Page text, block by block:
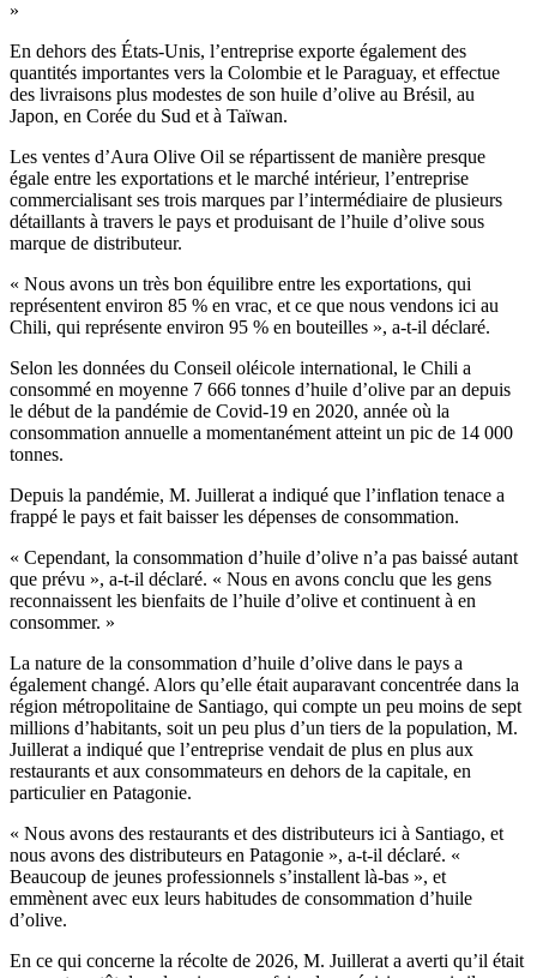
»
En dehors des États-Unis, l’entreprise exporte également des
quantités importantes vers la Colombie et le Paraguay, et effectue
des livraisons plus modestes de son huile d’olive au Brésil, au
Japon, en Corée du Sud et à Taïwan.
Les ventes d’Aura Olive Oil se répartissent de manière presque
égale entre les exportations et le marché intérieur, l’entreprise
commercialisant ses trois marques par l’intermédiaire de plusieurs
détaillants à travers le pays et produisant de l’huile d’olive sous
marque de distributeur.
« Nous avons un très bon équilibre entre les exportations, qui
représentent environ 85 % en vrac, et ce que nous vendons ici au
Chili, qui représente environ 95 % en bouteilles », a-t-il déclaré.
Selon les données du Conseil oléicole international, le Chili a
consommé en moyenne 7 666 tonnes d’huile d’olive par an depuis
le début de la pandémie de Covid-19 en 2020, année où la
consommation annuelle a momentanément atteint un pic de 14 000
tonnes.
Depuis la pandémie, M. Juillerat a indiqué que l’inflation tenace a
frappé le pays et fait baisser les dépenses de consommation.
« Cependant, la consommation d’huile d’olive n’a pas baissé autant
que prévu », a-t-il déclaré. « Nous en avons conclu que les gens
reconnaissent les bienfaits de l’huile d’olive et continuent à en
consommer. »
La nature de la consommation d’huile d’olive dans le pays a
également changé. Alors qu’elle était auparavant concentrée dans la
région métropolitaine de Santiago, qui compte un peu moins de sept
millions d’habitants, soit un peu plus d’un tiers de la population, M.
Juillerat a indiqué que l’entreprise vendait de plus en plus aux
restaurants et aux consommateurs en dehors de la capitale, en
particulier en Patagonie.
« Nous avons des restaurants et des distributeurs ici à Santiago, et
nous avons des distributeurs en Patagonie », a-t-il déclaré. «
Beaucoup de jeunes pro­fe­s­sion­nels s’installe­nt là-bas », et
emmènent avec eux leurs habitudes de consom­ma­tion d’huile
d’olive.
En ce qui concerne la récolte de 2026, M. Juillerat a averti qu’il était